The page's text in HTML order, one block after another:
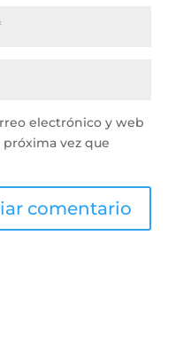
electrónico y web
vez que